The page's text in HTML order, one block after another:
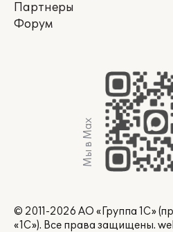
Партнеры
Форум
Мы в Max
© 2011-2026 АО «Группа 1С»
«1С»). Все права защищены.